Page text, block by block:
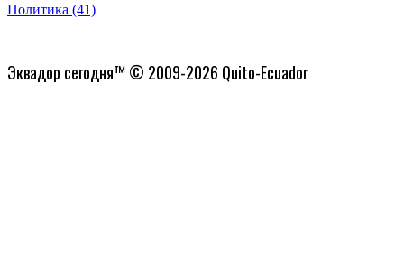
Политика (41)
Эквадор сегодня™ © 2009-2026 Quito-Ecuador